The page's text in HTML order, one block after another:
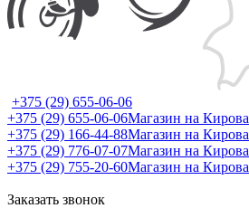
+375 (29) 655-06-06
+375 (29) 655-06-06Магазин на Кирова
+375 (29) 166-44-88Магазин на Кирова
+375 (29) 776-07-07Магазин на Кирова
+375 (29) 755-20-60Магазин на Кирова
Заказать звонок